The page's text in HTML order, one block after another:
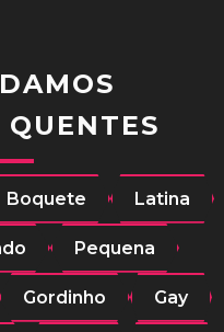
Boquete Latina
Pequena
Gordinho Gay